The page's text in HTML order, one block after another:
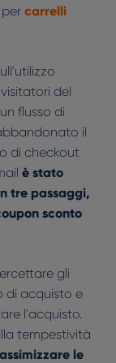
carrelli
del
flusso di
il
di checkout
è stato
tre passaggi,
sconto
gli
di acquisto e
l'acquisto.
tempestività
le